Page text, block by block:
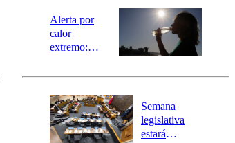
epicentro
Alerta por
calor
extremo:
activa Alerta
Preventiva en
tres comunas
Semana
legislativa
estará